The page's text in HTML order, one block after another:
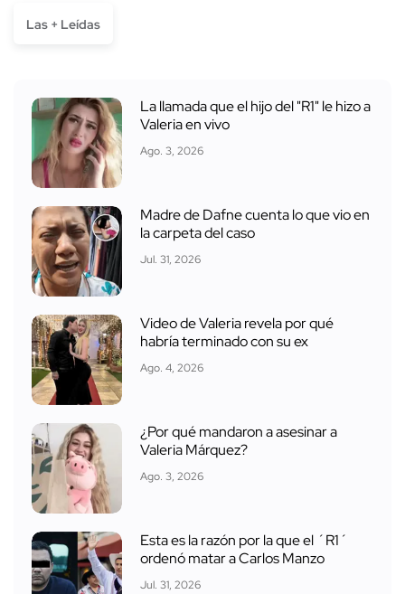
Las + Leídas
La llamada que el hijo del "R1" le hizo a
Valeria en vivo
Ago. 3, 2026
Madre de Dafne cuenta lo que vio en
la carpeta del caso
Jul. 31, 2026
Video de Valeria revela por qué
habría terminado con su ex
Ago. 4, 2026
¿Por qué mandaron a asesinar a
Valeria Márquez?
Ago. 3, 2026
Esta es la razón por la que el ´R1´
ordenó matar a Carlos Manzo
Jul. 31, 2026